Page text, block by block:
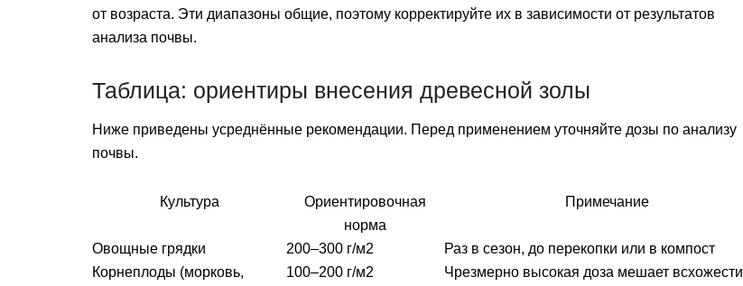
от возраста. Эти диапазоны общие, поэтому корректируйте их в зависимости от результатов
анализа почвы.
Таблица: ориентиры внесения древесной золы
Ниже приведены усреднённые рекомендации. Перед применением уточняйте дозы по анализу
почвы.
Культура
Ориентировочная
норма
Примечание
Овощные грядки 200–300 г/м2
Раз в сезон, до перекопки или в компост
Корнеплоды (морковь,
100–200 г/м2
Чрезмерно высокая доза мешает всхожести